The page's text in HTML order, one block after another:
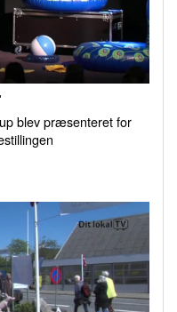
blev præsenteret for